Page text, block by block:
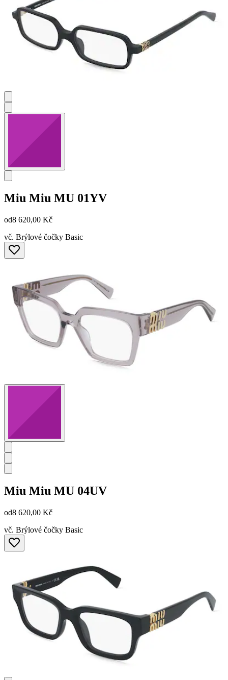
Miu Miu MU 01YV
od8 620,00 Kč
vč. Brýlové čočky Basic
Miu Miu MU 04UV
od8 620,00 Kč
vč. Brýlové čočky Basic